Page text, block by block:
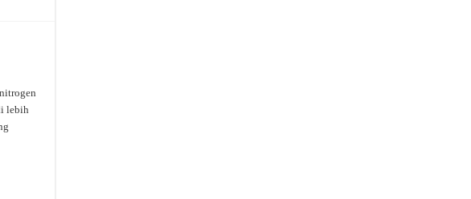
lebih